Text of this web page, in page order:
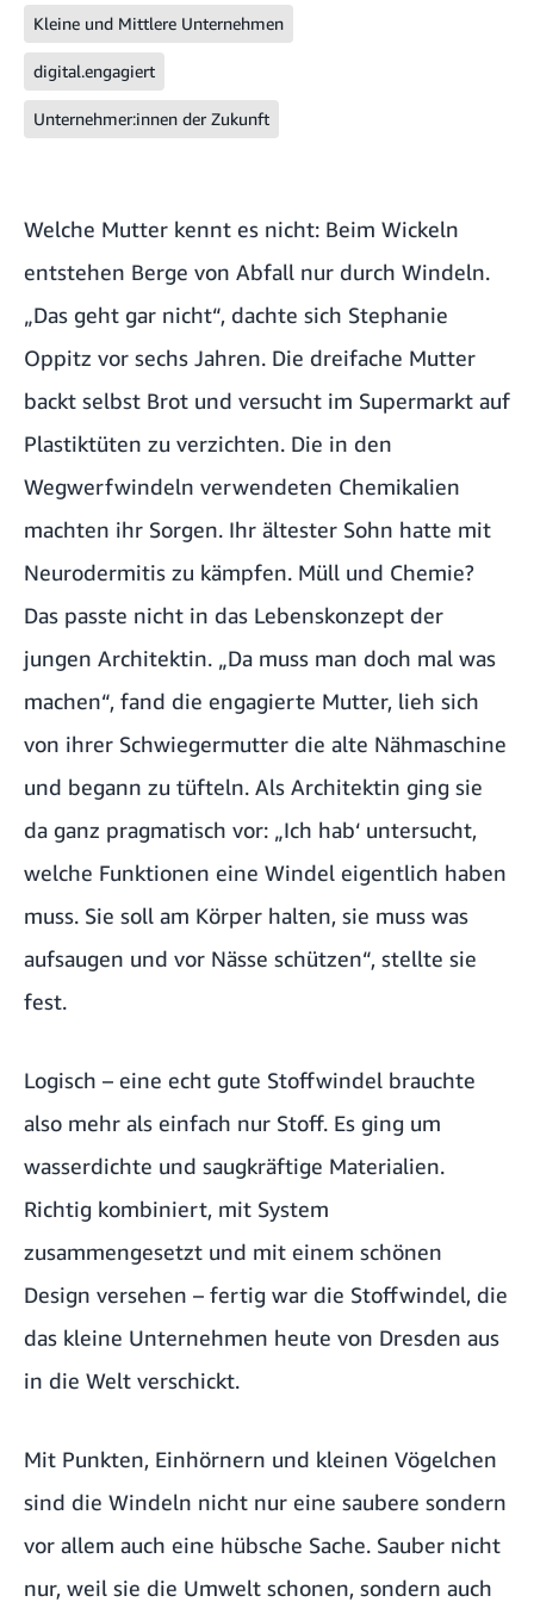
Kleine und Mittlere Unternehmen
digital.engagiert
Unternehmer:innen der Zukunft
Welche Mutter kennt es nicht: Beim Wickeln
entstehen Berge von Abfall nur durch Windeln.
„Das geht gar nicht“, dachte sich Stephanie
Oppitz vor sechs Jahren. Die dreifache Mutter
backt selbst Brot und versucht im Supermarkt auf
Plastiktüten zu verzichten. Die in den
Wegwerfwindeln verwendeten Chemikalien
machten ihr Sorgen. Ihr ältester Sohn hatte mit
Neurodermitis zu kämpfen. Müll und Chemie?
Das passte nicht in das Lebenskonzept der
jungen Architektin. „Da muss man doch mal was
machen“, fand die engagierte Mutter, lieh sich
von ihrer Schwiegermutter die alte Nähmaschine
und begann zu tüfteln. Als Architektin ging sie
da ganz pragmatisch vor: „Ich hab‘ untersucht,
welche Funktionen eine Windel eigentlich haben
muss. Sie soll am Körper halten, sie muss was
aufsaugen und vor Nässe schützen“, stellte sie
fest.
Logisch – eine echt gute Stoffwindel brauchte
also mehr als einfach nur Stoff. Es ging um
wasserdichte und saugkräftige Materialien.
Richtig kombiniert, mit System
zusammengesetzt und mit einem schönen
Design versehen – fertig war die Stoffwindel, die
das kleine Unternehmen heute von Dresden aus
in die Welt verschickt.
Mit Punkten, Einhörnern und kleinen Vögelchen
sind die Windeln nicht nur eine saubere sondern
vor allem auch eine hübsche Sache. Sauber nicht
nur, weil sie die Umwelt schonen, sondern auch